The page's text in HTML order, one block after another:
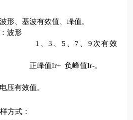
形、基波有效值、峰值。
：波形
1、3、5、7、9次有效
正峰值Ir+ 负峰值Ir-。
压有效值。
方式：